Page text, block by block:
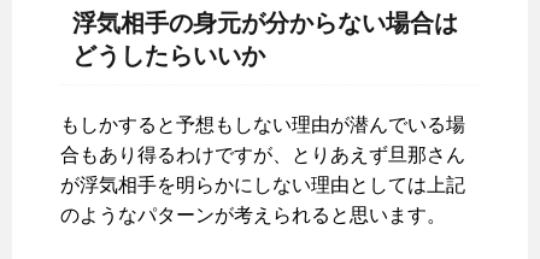
浮気相手の身元が分からない場合は
どうしたらいいか
もしかすると予想もしない理由が潜んでいる場
合もあり得るわけですが、とりあえず旦那さん
が浮気相手を明らかにしない理由としては上記
のようなパターンが考えられると思います。